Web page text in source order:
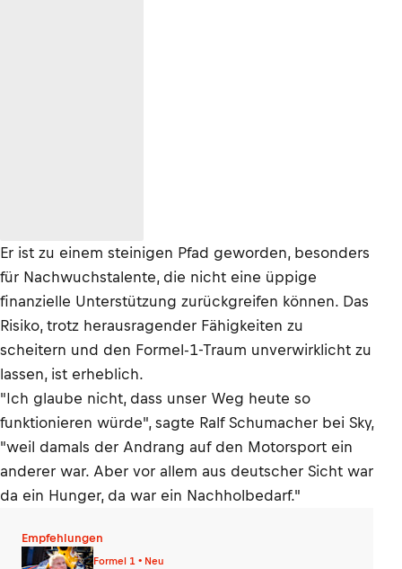
Er ist zu einem steinigen Pfad geworden, besonders
für Nachwuchstalente, die nicht eine üppige
finanzielle Unterstützung zurückgreifen können. Das
Risiko, trotz herausragender Fähigkeiten zu
scheitern und den Formel-1-Traum unverwirklicht zu
lassen, ist erheblich.
"Ich glaube nicht, dass unser Weg heute so
funktionieren würde", sagte Ralf Schumacher bei Sky,
"weil damals der Andrang auf den Motorsport ein
anderer war. Aber vor allem aus deutscher Sicht war
da ein Hunger, da war ein Nachholbedarf."
Empfehlungen
Formel 1 • Neu